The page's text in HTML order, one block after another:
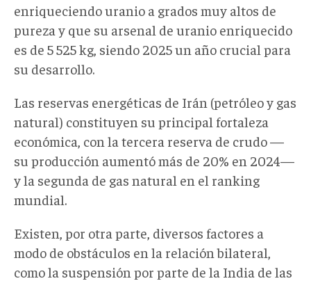
enriqueciendo uranio a grados muy altos de
pureza y que su arsenal de uranio enriquecido
es de 5 525 kg, siendo 2025 un año crucial para
su desarrollo.
Las reservas energéticas de Irán (petróleo y gas
natural) constituyen su principal fortaleza
económica, con la tercera reserva de crudo —
su producción aumentó más de 20% en 2024—
y la segunda de gas natural en el ranking
mundial.
Existen, por otra parte, diversos factores a
modo de obstáculos en la relación bilateral,
como la suspensión por parte de la India de las